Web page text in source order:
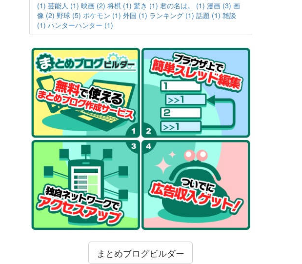
(1) 芸能人 (1) 映画 (2) 将棋 (1) 驚き (1) 君の名は。 (1) 漫画 (3) 画
像 (2) 野球 (5) ポケモン (1) 外国 (1) ランキング (1) 話題 (1) 雑談
(1) ハンターハンター (1)
まとめブログビルダー